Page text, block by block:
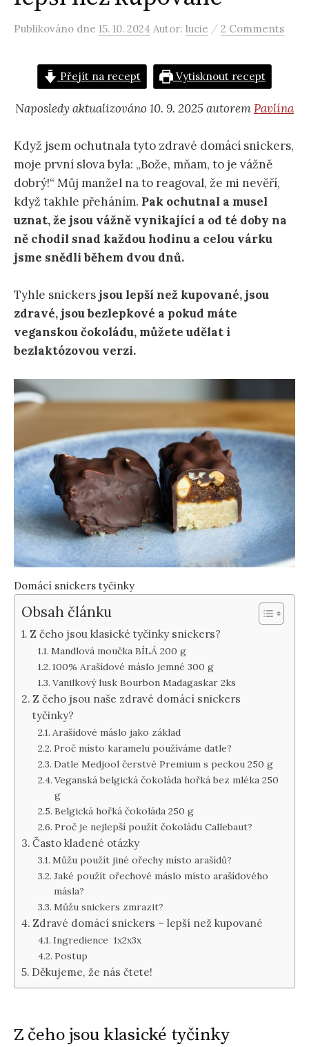
Publikováno dne 15. 10. 2024 Autor: lucie / 2 Comments
Přejít na recept Vytisknout recept
Naposledy aktualizováno 10. 9. 2025 autoremPavlína
Když jsem ochutnala tyto zdravé domácí snickers,
moje první slova byla: „Bože, mňam, to je vážně
dobrý!“ Můj manžel na to reagoval, že mi nevěří,
když takhle přeháním. Pak ochutnal a musel
uznat, že jsou vážně vynikající a od té doby na
ně chodil snad každou hodinu a celou várku
jsme snědli během dvou dnů.
Tyhle snickersjsou lepší než kupované, jsou
zdravé, jsou bezlepkové a pokud máte
veganskou čokoládu, můžete udělat i
bezlaktózovou verzi.
Domácí snickers tyčinky
Obsah článku
Z čeho jsou klasické tyčinky snickers?
Mandlová moučka BÍLÁ 200 g
100% Arašídové máslo jemné 300 g
Vanilkový lusk Bourbon Madagaskar 2ks
Z čeho jsou naše zdravé domácí snickers
tyčinky?
Arašídové máslo jako základ
Proč místo karamelu používáme datle?
Datle Medjool čerstvé Premium s peckou 250 g
Veganská belgická čokoláda hořká bez mléka 250
g
Belgická hořká čokoláda 250 g
Proč je nejlepší použít čokoládu Callebaut?
Často kladené otázky
Můžu použít jiné ořechy místo arašídů?
Jaké použít ořechové máslo místo arašídového
másla?
Můžu snickers zmrazit?
Zdravé domácí snickers – lepší než kupované
Ingredience 1x2x3x
Postup
Děkujeme, že nás čtete!
Z čeho jsou klasické tyčinky